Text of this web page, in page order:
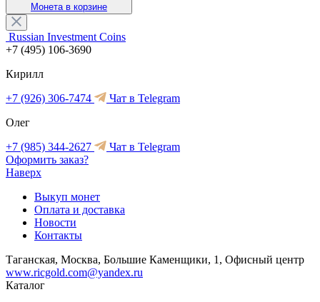
Монета в корзине
Russian Investment Coins
+7 (495) 106-3690
Кирилл
+7 (926) 306-7474
Чат в Telegram
Олег
+7 (985) 344-2627
Чат в Telegram
Оформить заказ?
Наверх
Выкуп монет
Оплата и доставка
Новости
Контакты
Таганская, Москва, Большие Каменщики, 1, Офисный центр
www.ricgold.com@yandex.ru
Каталог